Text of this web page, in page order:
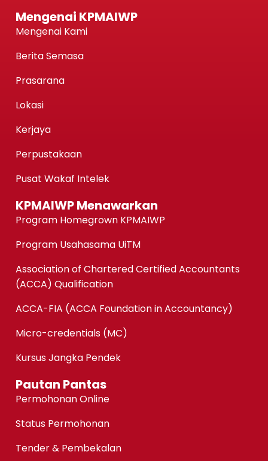
Mengenai KPMAIWP
Mengenai Kami
Berita Semasa
Prasarana
Lokasi
Kerjaya
Perpustakaan
Pusat Wakaf Intelek
KPMAIWP Menawarkan
Program Homegrown KPMAIWP
Program Usahasama UiTM
Association of Chartered Certified Accountants
(ACCA) Qualification
ACCA-FIA (ACCA Foundation in Accountancy)
Micro-credentials (MC)
Kursus Jangka Pendek
Pautan Pantas
Permohonan Online
Status Permohonan
Tender & Pembekalan